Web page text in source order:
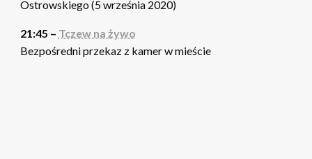
Ostrowskiego (5 września 2020)
21:45 – Tczew na żywo
Bezpośredni przekaz z kamer w mieście